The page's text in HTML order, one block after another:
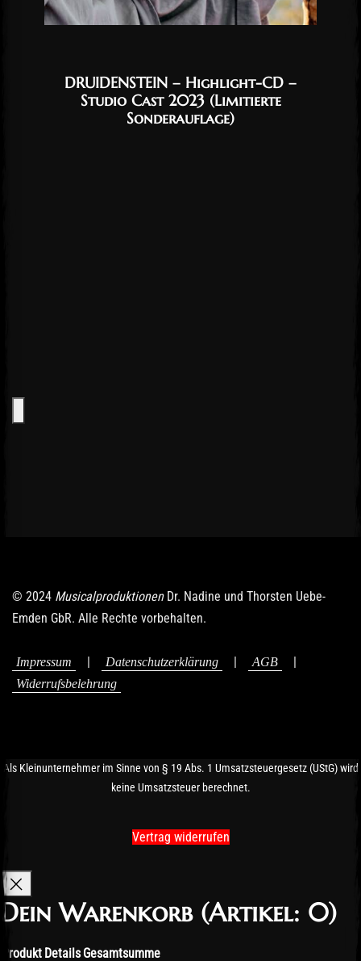
DRUIDENSTEIN – Highlight-CD –
Studio Cast 2023 (Limitierte
Sonderauflage)
© 2024 MusicalproduktionenDr. Nadine und Thorsten Uebe-
Emden GbR. Alle Rechte vorbehalten.
Impressum Datenschutzerklärung AGB
Widerrufsbelehrung
Als Kleinunternehmer im Sinne von § 19 Abs. 1 Umsatzsteuergesetz (UStG) wird
keine Umsatzsteuer berechnet.
Vertrag widerrufen
Dein Warenkorb (Artikel: 0)
Produkt Details Gesamtsumme